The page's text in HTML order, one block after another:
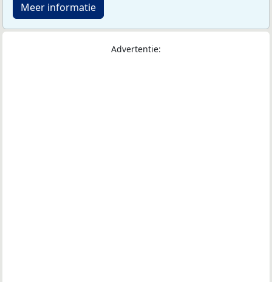
Meer informatie
Advertentie: